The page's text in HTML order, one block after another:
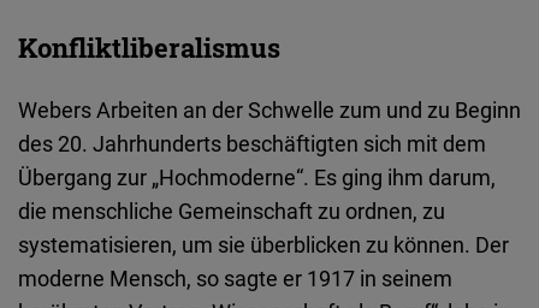
Konfliktliberalismus
Webers Arbeiten an der Schwelle zum und zu Beginn
des 20. Jahrhunderts beschäftigten sich mit dem
Übergang zur „Hochmoderne“. Es ging ihm darum,
die menschliche Gemeinschaft zu ordnen, zu
systematisieren, um sie überblicken zu können. Der
moderne Mensch, so sagte er 1917 in seinem